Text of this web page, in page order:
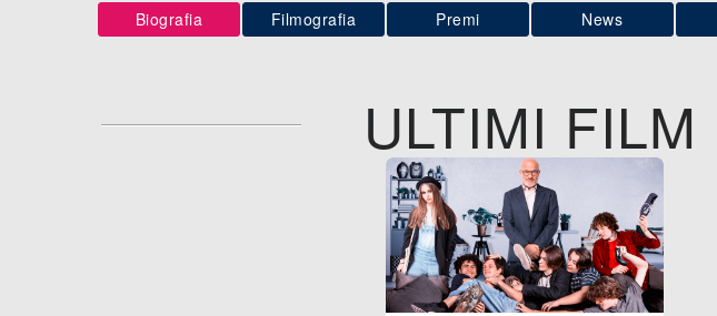
Biografia Filmografia Premi News
ULTIMI FILM